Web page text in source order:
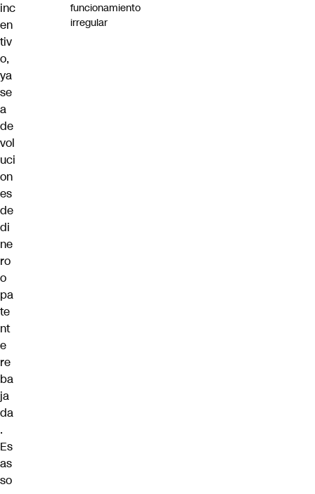
inc
en
tiv
o,
ya
se
a
de
vol
uci
on
es
de
di
ne
ro
o
pa
te
nt
e
re
ba
ja
da
.
Es
as
so
funcionamiento
irregular